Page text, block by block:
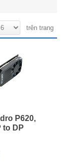
trên trang
P620,
to DP